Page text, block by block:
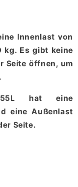
Innenlast von
kg. Es gibt keine
Seite öffnen, um
55L hat eine
eine Außenlast
Seite.